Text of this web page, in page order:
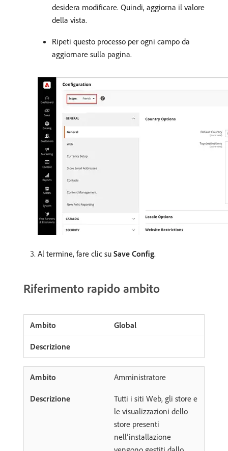
desidera modificare. Quindi, aggiorna il valore
della vista.
Ripeti questo processo per ogni campo da
aggiornare sulla pagina.
Al termine, fare clic su Save Config.
Riferimento rapido ambito
Global
Amministratore
Tutti i siti Web, gli store e
le visualizzazioni dello
store presenti
nell’installazione